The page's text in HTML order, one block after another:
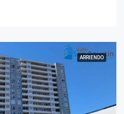
ARRIENDO